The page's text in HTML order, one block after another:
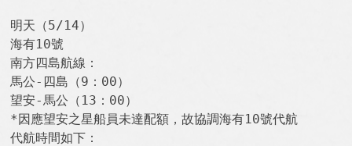
明天（5/14）
海有10號
南方四島航線：
馬公-四島（9：00）
望安-馬公（13：00）
*因應望安之星船員未達配額，故協調海有10號代航
代航時間如下：